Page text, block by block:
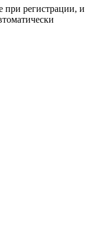
при регистрации, и